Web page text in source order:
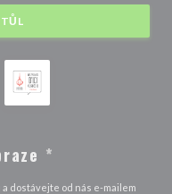
*
dostávejte od nás e-mailem